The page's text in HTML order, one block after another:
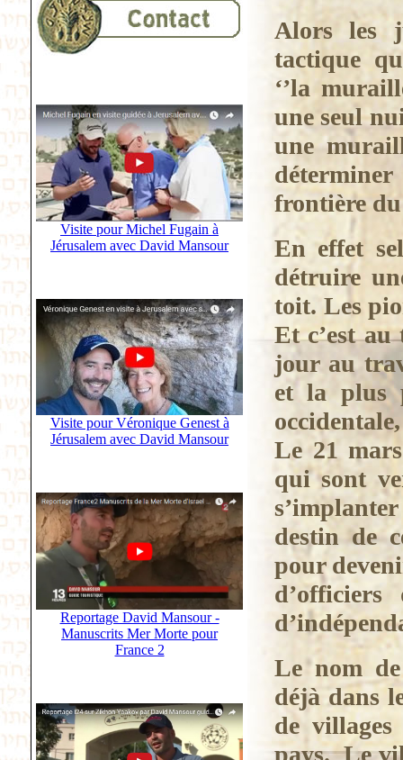
Visite pour Michel Fugain à
Jérusalem avec David Mansour
Visite pour Véronique Genest à
Jérusalem avec David Mansour
Reportage David Mansour -
Manuscrits Mer Morte pour
France 2
Alors les
tactique
‘’la
une seul
une
frontière
En effet
détruire
toit. Les
Et c’est
jour au
et la plus
Le 21
qui sont
destin de
pour
Le nom
déjà dans
de
pays. Le